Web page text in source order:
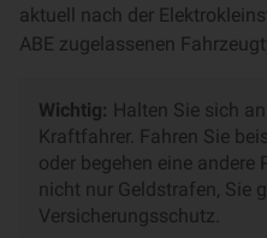
aktuell nach der
ABE zugelassenen
Wichtig:
Halten Sie sich
Kraftfahrer. Fahren Sie
oder begehen eine andere
nicht nur Geldstrafen, Sie
Versicherungsschutz.